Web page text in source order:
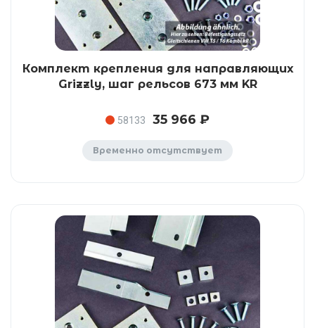
Комплект крепления для направляющих
Grizzly, шаг рельсов 673 мм KR
58133 35 966 ₽
Временно отсутствует